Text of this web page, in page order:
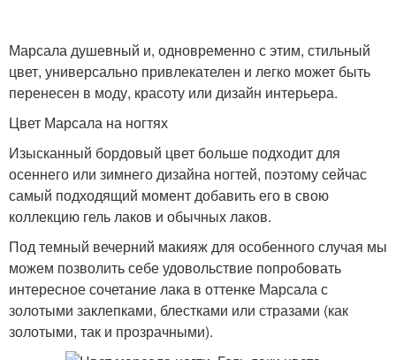
Марсала душевный и, одновременно с этим, стильный
цвет, универсально привлекателен и легко может быть
перенесен в моду, красоту или дизайн интерьера.
Цвет Марсала на ногтях
Изысканный бордовый цвет больше подходит для
осеннего или зимнего дизайна ногтей, поэтому сейчас
самый подходящий момент добавить его в свою
коллекцию гель лаков и обычных лаков.
Под темный вечерний макияж для особенного случая мы
можем позволить себе удовольствие попробовать
интересное сочетание лака в оттенке Марсала с
золотыми заклепками, блестками или стразами (как
золотыми, так и прозрачными).